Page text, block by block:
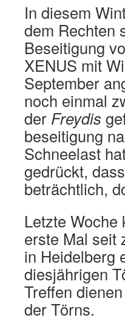
In diesem
dem Rechten
Beseitigung
XENUS mit
September
noch einmal
der Freydis
beseitigung
Schneelast
gedrückt,
beträchtlich,
Letzte
erste Mal seit
in Heidelberg
diesjährigen
Treffen
der Törns.